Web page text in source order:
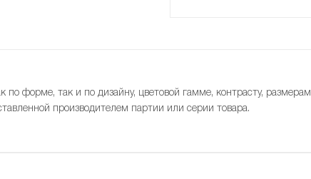
форме, так и по дизайну, цветовой гамме, контрасту, размерам
производителем партии или серии товара.